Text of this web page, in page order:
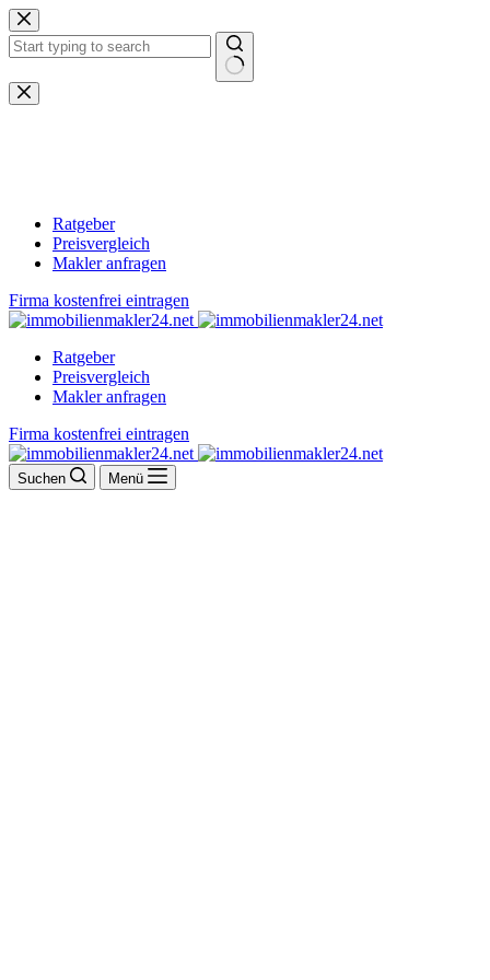
Zum
Inhalt
springen
Keine
Ergebnisse
Ratgeber
Preisvergleich
Makler anfragen
Firma kostenfrei eintragen
Ratgeber
Preisvergleich
Makler anfragen
Firma kostenfrei eintragen
Suchen Menü